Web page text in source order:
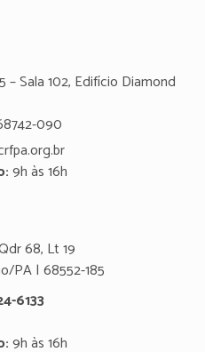
– Sala 102, Edifício Diamond
090
9h às 16h
68, Lt 19
PA | 68552-185
6133
9h às 16h